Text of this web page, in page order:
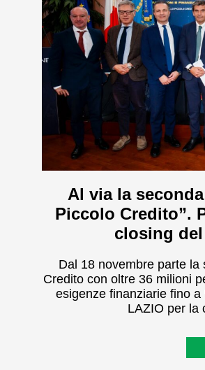
Al via la
Piccolo Credito”.
closing del
Dal 18 novembre parte
Credito con oltre 36 milioni
esigenze finanziarie fino
LAZIO per la